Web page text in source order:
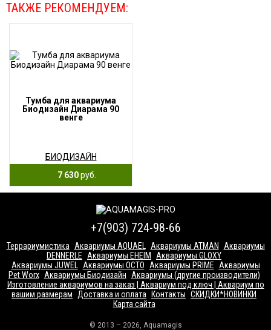
ТАКЖЕ РЕКОМЕНДУЕМ:
Тумба для аквариума
Биодизайн Диарама 90
венге
БИОДИЗАЙН
7 630руб.
+7(903) 724-98-66
Террариумистика Аквариумы AQUAEL Аквариумы ATMAN
Аквариумы
DENNERLE
Аквариумы EHEIM
Аквариумы GLOXY
Аквариумы JUWEL
Аквариумы OCTO Аквариумы PRIME
Аквариумы
Pet Worx Аквариумы Биодизайн
Аквариумы (другие производители)
Изготовление аквариумов на заказ | Аквариум под ключ | Аквариум по
вашим размерам
Доставка и оплата Контакты СКИДКИ*НОВИНКИ
Карта сайта
© 2013 – 2026, Aquamagis